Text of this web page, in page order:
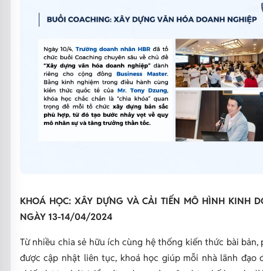
KHOÁ HỌC: XÂY DỰNG VÀ CẢI TIẾN MÔ HÌNH KINH
NGÀY 13-14/04/2024
Từ nhiều chia sẻ hữu ích cùng hệ thống kiến thức bài bản,
được cập nhật liên tục, khoá học giúp mỗi nhà lãnh đạo